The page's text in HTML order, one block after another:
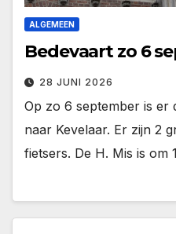
ALGEMEEN
Bedevaart zo 6
28 JUNI 2026
Op zo 6 september is er
naar Kevelaar. Er zijn 2
fietsers. De H. Mis is om